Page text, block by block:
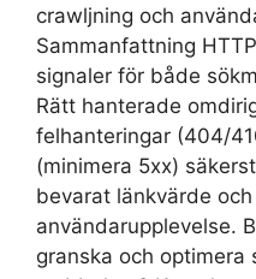
crawljning och
Sammanfattning
signaler för både
Rätt hanterade
felhanteringar (404/
(minimera 5xx)
bevarat länkvärde
användarupplevelse.
granska och optimera